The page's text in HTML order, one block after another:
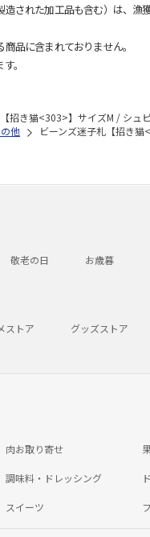
された加工品も含む）は、漁
品に含まれておりません。
。
招き猫<303>】サイズM / シュ
他 ビーンズ迷子札【招き
敬老の日 お歳暮
ストア グッズストア
肉お取り寄せ
調味料・ドレッシング
スイーツ